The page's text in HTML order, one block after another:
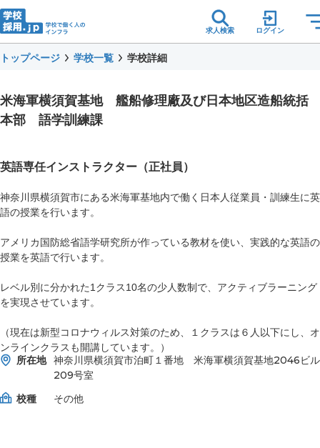
求人検索 ログイン
トップページ 学校一覧 学校詳細
米海軍横須賀基地 艦船修理廠及び日本地区造船統括
本部 語学訓練課
英語専任インストラクター（正社員）
神奈川県横須賀市にある米海軍基地内で働く日本人従業員・訓練生に英
語の授業を行います。
アメリカ国防総省語学研究所が作っている教材を使い、実践的な英語の
授業を英語で行います。
レベル別に分かれた1クラス10名の少人数制で、アクティブラーニング
を実現させています。
（現在は新型コロナウィルス対策のため、１クラスは６人以下にし、オ
ンラインクラスも開講しています。）
所在地 神奈川県横須賀市泊町１番地 米海軍横須賀基地2046ビル
209号室
校種
その他